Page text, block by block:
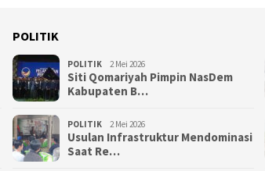
POLITIK
POLITIK 2 Mei 2026
Siti Qomariyah Pimpin NasDem
Kabupaten B…
POLITIK 2 Mei 2026
Usulan Infrastruktur Mendominasi
Saat Re…